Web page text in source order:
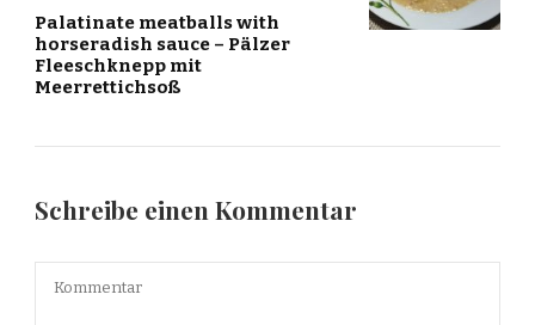
Palatinate meatballs with
horseradish sauce – Pälzer
Fleeschknepp mit
Meerrettichsoß
Schreibe einen Kommentar